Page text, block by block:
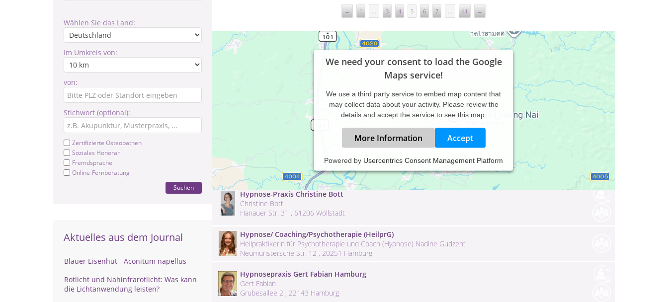
Wählen Sie das Land:
Im Umkreis von:
von:
Stichwort (optional):
Zertifizierte Osteopathen
Soziales Honorar
Fremdsprache
Online-Fernberatung
Suchen
Aktuelles aus dem Journal
Blauer Eisenhut - Aconitum napellus
Rotlicht und Nahinfrarotlicht: Was kann
die Lichtanwendung leisten?
← 1 ... 3 4 5 6 7 ... 41 →
We need your consent to load the Google
Maps service!
We use a third party service to embed map content that
may collect data about your activity. Please review the
details and accept the service to see this map.
More Information Accept
Powered by Usercentrics Consent Management Platform
Hypnose Praxis Marina Böß , 55599 Stein-Bockenheim
Heilpraktikerin für Psychotherapie Marina Böß
Am langen Graben 31 , 55599 Stein-Bockenheim
Hypnose-Praxis Christine Bott
Christine Bott
Hanauer Str. 31 , 61206 Wöllstadt
Hypnose/ Coaching/Psychotherapie (HeilprG)
Heilpraktikerin für Psychotherapie und Coach (Hypnose) Nadine Gudzent
Neumünstersche Str. 12 , 20251 Hamburg
Hypnosepraxis Gert Fabian Hamburg
Gert Fabian
Grubesallee 2 , 22143 Hamburg